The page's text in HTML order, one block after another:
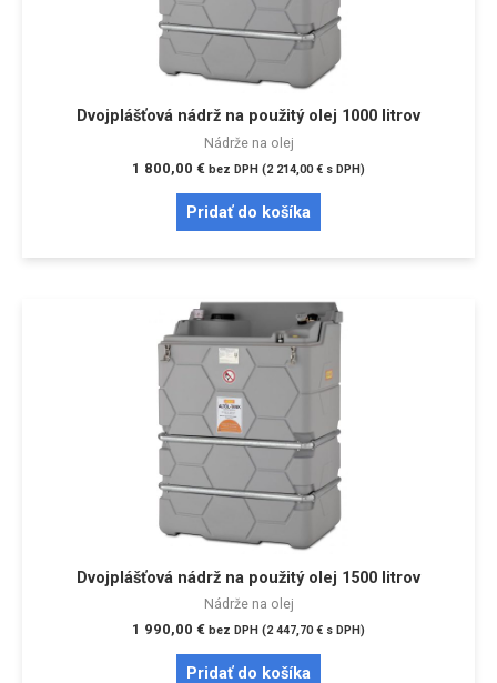
Dvojplášťová nádrž na použitý olej 1000 litrov
Nádrže na olej
1 800,00 € bez DPH (2 214,00€ s DPH)
Pridať do košíka
Dvojplášťová nádrž na použitý olej 1500 litrov
Nádrže na olej
1 990,00 € bez DPH (2 447,70€ s DPH)
Pridať do košíka